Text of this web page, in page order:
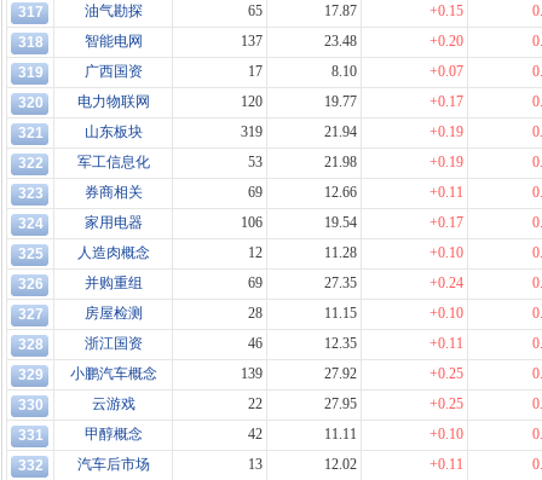
317
油气勘探 65 17.87 +0.15
318
智能电网 137 23.48 +0.20
319
广西国资 17 8.10 +0.07
320
电力物联网 120 19.77 +0.17
321
山东板块 319 21.94 +0.19
322
军工信息化 53 21.98 +0.19
323
券商相关 69 12.66 +0.11
324
家用电器 106 19.54 +0.17
325
人造肉概念 12 11.28 +0.10
326
并购重组 69 27.35 +0.24
327
房屋检测 28 11.15 +0.10
328
浙江国资 46 12.35 +0.11
329
小鹏汽车概念 139 27.92 +0.25
330
云游戏 22 27.95 +0.25
331
甲醇概念 42 11.11 +0.10
332
汽车后市场 13 12.02 +0.11